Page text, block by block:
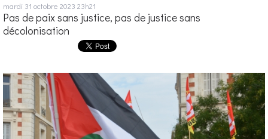
mardi 31 octobre 2023 23h21
Pas de paix sans justice, pas de justice sans
décolonisation